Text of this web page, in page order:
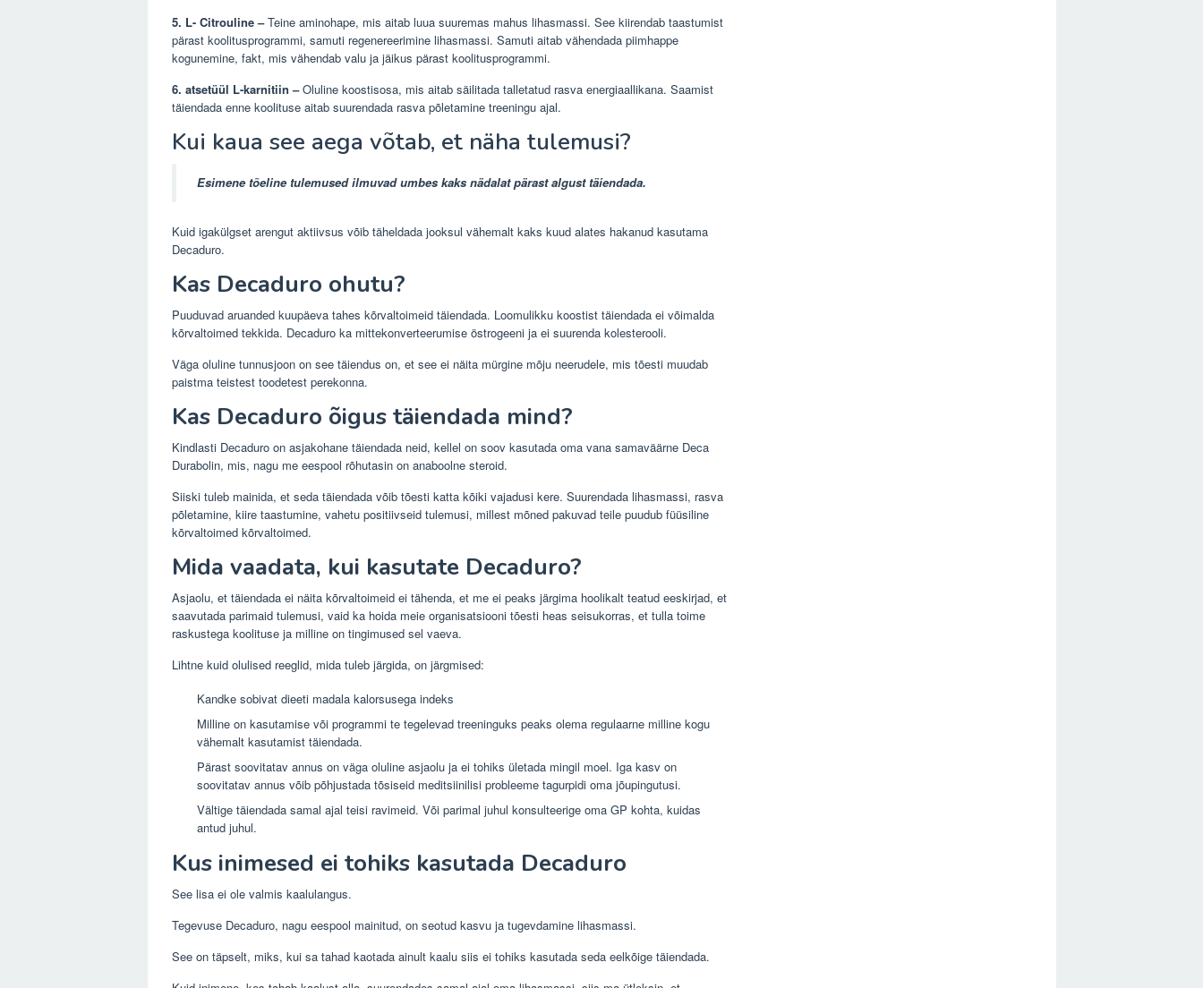
5. L- Citrouline–Teine aminohape, mis aitab luua suuremas mahus lihasmassi. See kiirendab taastumist
pärast koolitusprogrammi, samuti regenereerimine lihasmassi. Samuti aitab vähendada piimhappe
kogunemine, fakt, mis vähendab valu ja jäikus pärast koolitusprogrammi.
6. atsetüül L-karnitiin–Oluline koostisosa, mis aitab säilitada talletatud rasva energiaallikana. Saamist
täiendada enne koolituse aitab suurendada rasva põletamine treeningu ajal.
Kui kaua see aega võtab, et näha tulemusi?
Esimene tõeline tulemused ilmuvad umbes kaks nädalat pärast algust täiendada.
Kuid igakülgset arengut aktiivsus võib täheldada jooksul vähemalt kaks kuud alates hakanud kasutama
Decaduro.
Kas Decaduro ohutu?
Puuduvad aruanded kuupäeva tahes kõrvaltoimeid täiendada. Loomulikku koostist täiendada ei võimalda
kõrvaltoimed tekkida. Decaduro ka mittekonverteerumise östrogeeni ja ei suurenda kolesterooli.
Väga oluline tunnusjoon on see täiendus on, et see ei näita mürgine mõju neerudele, mis tõesti muudab
paistma teistest toodetest perekonna.
Kas Decaduro õigus täiendada mind?
Kindlasti Decaduro on asjakohane täiendada neid, kellel on soov kasutada oma vana samaväärne Deca
Durabolin, mis, nagu me eespool rõhutasin on anaboolne steroid.
Siiski tuleb mainida, et seda täiendada võib tõesti katta kõiki vajadusi kere. Suurendada lihasmassi, rasva
põletamine, kiire taastumine, vahetu positiivseid tulemusi, millest mõned pakuvad teile puudub füüsiline
kõrvaltoimed kõrvaltoimed.
Mida vaadata, kui kasutate Decaduro?
Asjaolu, et täiendada ei näita kõrvaltoimeid ei tähenda, et me ei peaks järgima hoolikalt teatud eeskirjad, et
saavutada parimaid tulemusi, vaid ka hoida meie organisatsiooni tõesti heas seisukorras, et tulla toime
raskustega koolituse ja milline on tingimused sel vaeva.
Lihtne kuid olulised reeglid, mida tuleb järgida, on järgmised:
Kandke sobivat dieeti madala kalorsusega indeks
Milline on kasutamise või programmi te tegelevad treeninguks peaks olema regulaarne milline kogu
vähemalt kasutamist täiendada.
Pärast soovitatav annus on väga oluline asjaolu ja ei tohiks ületada mingil moel. Iga kasv on
soovitatav annus võib põhjustada tõsiseid meditsiinilisi probleeme tagurpidi oma jõupingutusi.
Vältige täiendada samal ajal teisi ravimeid. Või parimal juhul konsulteerige oma GP kohta, kuidas
antud juhul.
Kus inimesed ei tohiks kasutada Decaduro
See lisa ei ole valmis kaalulangus.
Tegevuse Decaduro, nagu eespool mainitud, on seotud kasvu ja tugevdamine lihasmassi.
See on täpselt, miks, kui sa tahad kaotada ainult kaalu siis ei tohiks kasutada seda eelkõige täiendada.